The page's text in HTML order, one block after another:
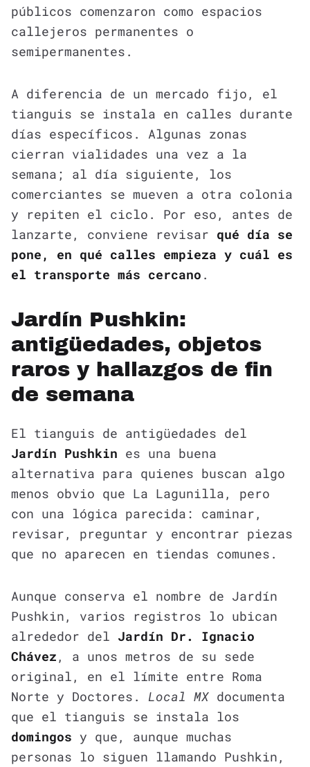
públicos comenzaron como espacios
callejeros permanentes o
semipermanentes.
A diferencia de un mercado fijo, el
tianguis se instala en calles durante
días específicos. Algunas zonas
cierran vialidades una vez a la
semana; al día siguiente, los
comerciantes se mueven a otra colonia
y repiten el ciclo. Por eso, antes de
lanzarte, conviene revisar qué día se
pone, en qué calles empieza y cuál es
el transporte más cercano .
Jardín Pushkin:
antigüedades, objetos
raros y hallazgos de fin
de semana
El tianguis de antigüedades del
Jardín Pushkin es una buena
alternativa para quienes buscan algo
menos obvio que La Lagunilla, pero
con una lógica parecida: caminar,
revisar, preguntar y encontrar piezas
que no aparecen en tiendas comunes.
Aunque conserva el nombre de Jardín
Pushkin, varios registros lo ubican
alrededor del Jardín Dr. Ignacio
Chávez , a unos metros de su sede
original, en el límite entre Roma
Norte y Doctores. Local MX documenta
que el tianguis se instala los
domingos y que, aunque muchas
personas lo siguen llamando Pushkin,